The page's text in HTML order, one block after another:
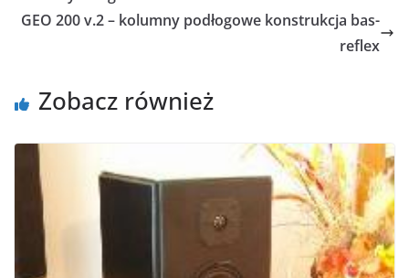
GEO 200 v.2 – kolumny podłogowe konstrukcja bas-
reflex
Zobacz również